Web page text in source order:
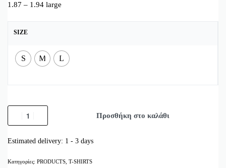
1.87 – 1.94 large
SIZE
S M L
Προσθήκη στο καλάθι
Estimated delivery: 1 - 3 days
Κατηγορίες: PRODUCTS T-SHIRTS